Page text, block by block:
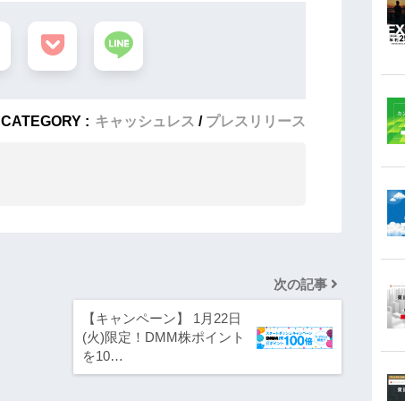
CATEGORY : キャッシュレス プレスリリース
次の記事
【キャンペーン】 1月22日
(火)限定！DMM株ポイント
を10…